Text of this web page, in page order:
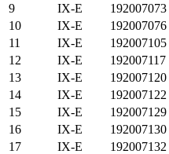
9
IX-E 192007073
10
IX-E 192007076
11
IX-E 192007105
12
IX-E 192007117
13
IX-E 192007120
14
IX-E 192007122
15
IX-E 192007129
16
IX-E 192007130
17
IX-E 192007132